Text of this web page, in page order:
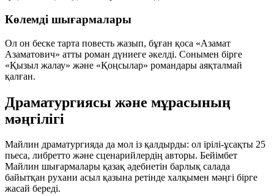
Көлемді шығармалары
Ол он беске тарта повесть жазып, бұған қоса «Азамат
Азаматович» атты роман дүниеге әкелді. Сонымен бірге
«Қызыл жалау» және «Қоңсылар» романдары аяқталмай
қалған.
Драматургиясы және мұрасының
мәңгілігі
Майлин драматургияда да мол із қалдырды: ол ірілі-ұсақты 25
пьеса, либретто және сценарийлердің авторы. Бейімбет
Майлин шығармалары қазақ әдебиетін барлық салада
байытқан рухани асыл қазына ретінде халқымен мәңгі бірге
жасай береді.